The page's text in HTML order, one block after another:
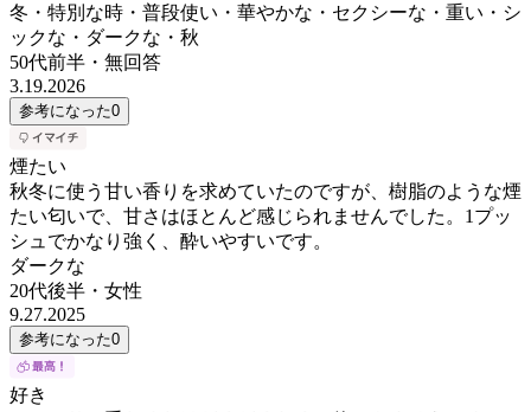
冬・特別な時・普段使い・華やかな・セクシーな・重い・シ
ックな・ダークな・秋
50代前半 ・ 無回答
3.19.2026
参考になった0
煙たい
秋冬に使う甘い香りを求めていたのですが、樹脂のような煙
たい匂いで、甘さはほとんど感じられませんでした。1プッ
シュでかなり強く、酔いやすいです。
ダークな
20代後半 ・ 女性
9.27.2025
参考になった0
好き